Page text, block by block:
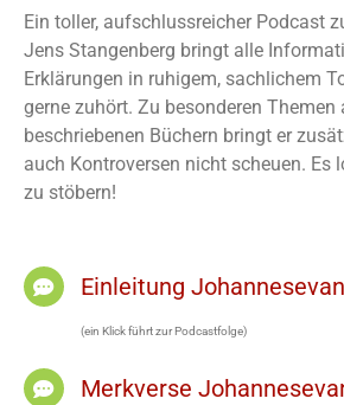
Ein toller, aufschlussreicher Podcast
Jens Stangenberg bringt alle
Erklärungen in ruhigem, sachlichem
gerne zuhört. Zu besonderen Themen
beschriebenen Büchern bringt er
auch Kontroversen nicht scheuen. Es
zu stöbern!
Einleitung
(ein Klick führt zur Podcastfolge)
Merkverse